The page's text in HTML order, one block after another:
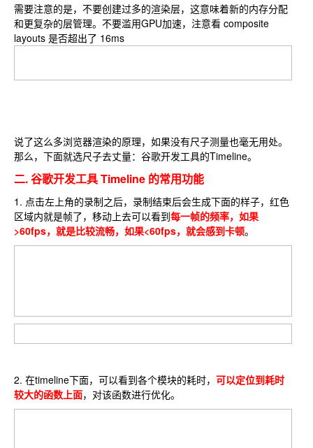
需要注意的是，不要创建过多的渲染层，这意味着新的内存分配
和更复杂的层管理。不要滥用GPU加速，注意看 composite
layouts 是否超出了 16ms
说了这么多浏览器渲染的原理，如果没有尺子测量也毫无用处。
那么，下面就选尺子去丈量：谷歌开发工具的Timeline。
二. 谷歌开发工具 Timeline 的常用功能
1. 点击左上角的录制之后，录制结束后会生成下面的样子，红色
区域内就是帧了，移动上去可以看到每一帧的频率，如果
>60fps，就是比较流畅，如果<60fps，就会感到卡顿。
2. 在timeline下面，可以看到各个模块的耗时， 可以定位到耗时
较大的函数上面，对该函数进行优化。